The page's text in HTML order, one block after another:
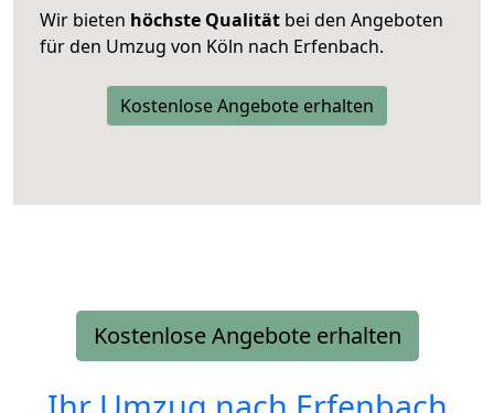
Wir bieten höchste Qualität bei den Angeboten
für den Umzug von Köln nach Erfenbach.
Kostenlose Angebote erhalten
Kostenlose Angebote erhalten